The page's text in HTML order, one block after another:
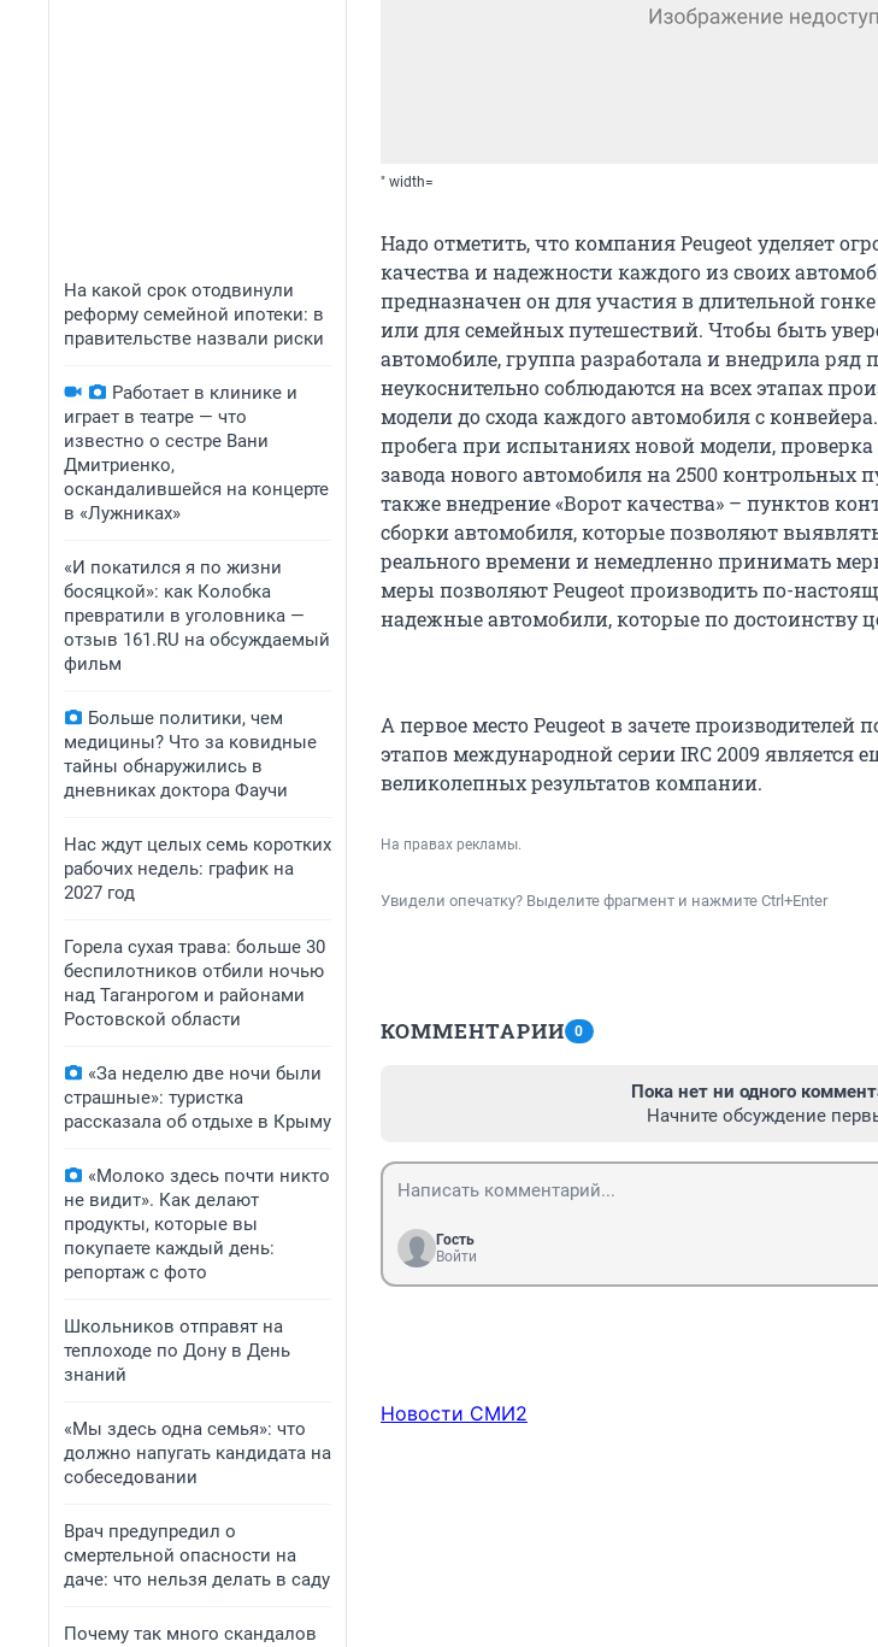
На какой срок отодвинули
реформу семейной ипотеки: в
правительстве назвали риски
Работает в клинике и
играет в театре — что
известно о сестре Вани
Дмитриенко,
оскандалившейся на концерте
в «Лужниках»
«И покатился я по жизни
босяцкой»: как Колобка
превратили в уголовника —
отзыв 161.RU на обсуждаемый
фильм
Больше политики, чем
медицины? Что за ковидные
тайны обнаружились в
дневниках доктора Фаучи
Нас ждут целых семь коротких
рабочих недель: график на
2027 год
Горела сухая трава: больше 30
беспилотников отбили ночью
над Таганрогом и районами
Ростовской области
«За неделю две ночи были
страшные»: туристка
рассказала об отдыхе в Крыму
«Молоко здесь почти никто
не видит». Как делают
продукты, которые вы
покупаете каждый день:
репортаж с фото
Школьников отправят на
теплоходе по Дону в День
знаний
«Мы здесь одна семья»: что
должно напугать кандидата на
собеседовании
Врач предупредил о
смертельной опасности на
даче: что нельзя делать в саду
Почему так много скандалов
" width=
Надо отметить, что компания Peugeot уделяет
качества и надежности каждого из своих
предназначен он для участия в длительной
или для семейных путешествий. Чтобы быть
автомобиле, группа разработала и внедрила ряд
неукоснительно соблюдаются на всех этапах
модели до схода каждого автомобиля с
пробега при испытаниях новой модели,
завода нового автомобиля на 2500 контрольных
также внедрение «Ворот качества» – пунктов
сборки автомобиля, которые позволяют
реального времени и немедленно принимать
меры позволяют Peugeot производить по-
надежные автомобили, которые по достоинству
А первое место Peugeot в зачете производителей
этапов международной серии IRC 2009 является
великолепных результатов компании.
На правах рекламы.
Увидели опечатку? Выделите фрагмент и нажмите Ctrl+Enter
КОММЕНТАРИИ 0
Пока нет ни одного
Начните обсуждение
Гость
Войти
Новости СМИ2